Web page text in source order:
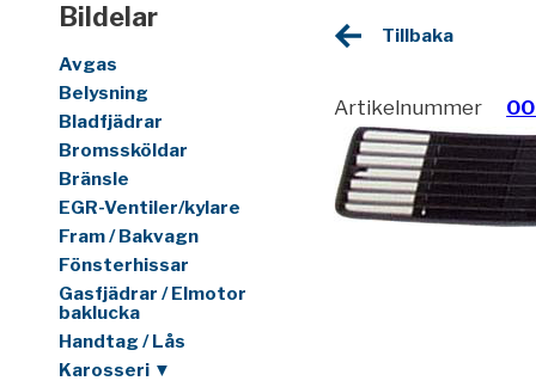
Bildelar
Avgas
Belysning
Bladfjädrar
Bromssköldar
Bränsle
EGR-Ventiler/kylare
Fram / Bakvagn
Fönsterhissar
Gasfjädrar / Elmotor
baklucka
Handtag / Lås
Karosseri ▼
Tillbaka
Artikelnummer